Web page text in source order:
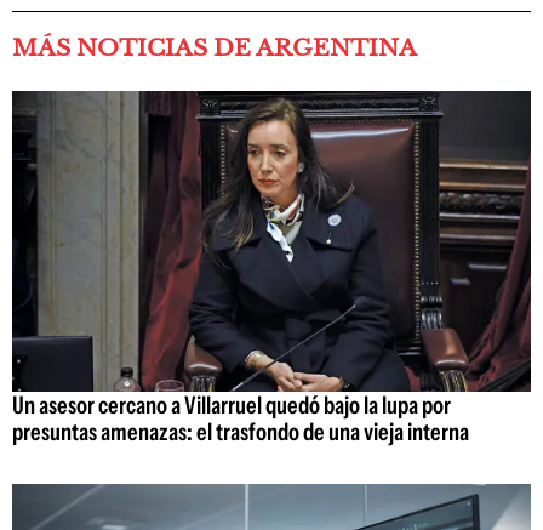
MÁS NOTICIAS DE ARGENTINA
Un asesor cercano a Villarruel quedó bajo la lupa por
presuntas amenazas: el trasfondo de una vieja interna